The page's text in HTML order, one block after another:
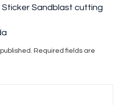
Sticker Sandblast cutting
Required fields are